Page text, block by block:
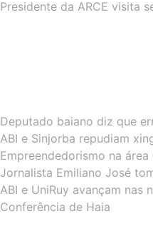
Presidente da ARCE visita
Deputado baiano diz que
ABI e Sinjorba repudiam
Empreendedorismo na
Jornalista Emiliano José
ABI e UniRuy avançam nas
Conferência de Haia